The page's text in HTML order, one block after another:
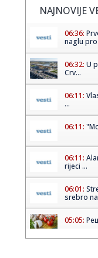
NAJNOVIJE
06:36:
naglu
06:32: U
Crv...
06:11:
...
06:11:
06:11:
rijeci ...
06:01:
srebro
05:05: